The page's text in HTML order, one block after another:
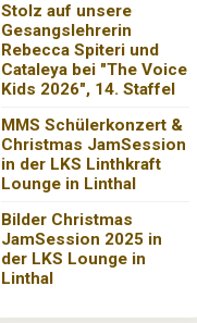
Stolz auf unsere
Gesangslehrerin
Rebecca Spiteri und
Cataleya bei "The Voice
Kids 2026", 14. Staffel
MMS Schülerkonzert &
Christmas JamSession
in der LKS Linthkraft
Lounge in Linthal
Bilder Christmas
JamSession 2025 in
der LKS Lounge in
Linthal